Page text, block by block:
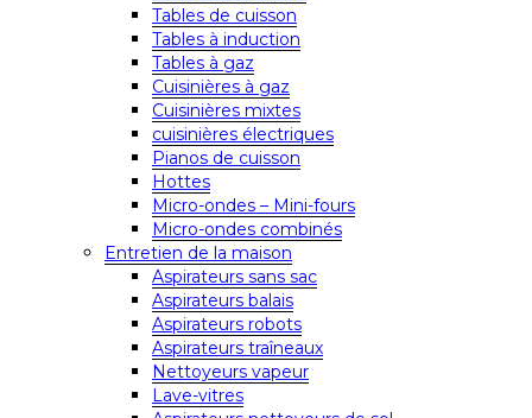
Tables de cuisson
Tables à induction
Tables à gaz
Cuisinières à gaz
Cuisinières mixtes
cuisinières électriques
Pianos de cuisson
Hottes
Micro-ondes – Mini-fours
Micro-ondes combinés
Entretien de la maison
Aspirateurs sans sac
Aspirateurs balais
Aspirateurs robots
Aspirateurs traîneaux
Nettoyeurs vapeur
Lave-vitres